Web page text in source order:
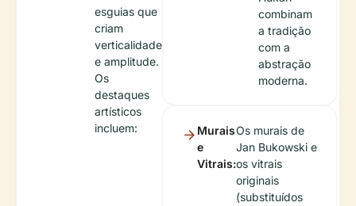
esguias que
criam
verticalidade
e amplitude.
Os
destaques
artísticos
incluem:
combinam
a tradição
com a
abstração
moderna.
Murais
e
Vitrais:
Os murais de
Jan Bukowski e
os vitrais
originais
(substituídos